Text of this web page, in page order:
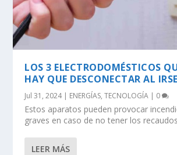
LOS 3 ELECTRODOMÉSTICOS
HAY QUE DESCONECTAR AL
Jul 31, 2024| ENERGÍAS,TECNOLOGÍA | 0
Estos aparatos pueden provocar
graves en caso de no tener los
LEER MÁS